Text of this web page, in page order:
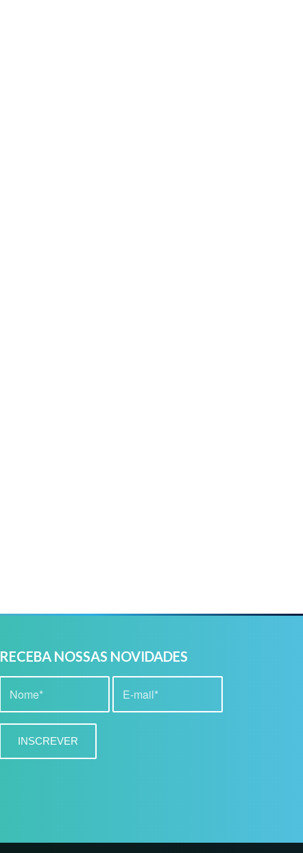
RECEBA NOSSAS NOVIDADES